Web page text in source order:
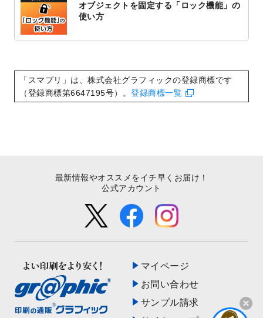
2022/9/5
年賀状のデザインテンプレート
2022/9/5
喪中はがきのデザインテンプレートを公開
2022/8/24
印刷用データの解像度
を引き上げまし
た！
オブジェクトを固定する「ロック機能」の
使い方
「スマプリ」は、株式会社グラフィックの登録商標です
（登録商標第6647195号）。 登録商標一覧
マイページ
お問い合わせ
サンプル請求
最新情報やオススメをイチ早くお届け！
公式アカウント